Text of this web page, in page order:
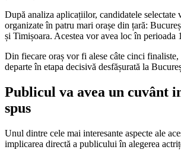
După analiza aplicațiilor, candidatele selectate
organizate în patru mari orașe din țară:
și Timișoara. Acestea vor avea loc în perioada
Din fiecare oraș vor fi alese câte cinci finaliste,
departe în etapa decisivă desfășurată la
Publicul va avea un cuvânt
spus
Unul dintre cele mai interesante aspecte ale
implicarea directă a publicului în alegerea